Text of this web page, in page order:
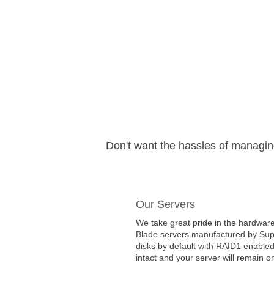
Don't want the hassles of
Our Servers
We take great pride in the
Blade servers manufactured by
disks by default with RAID1
intact and your server will remain